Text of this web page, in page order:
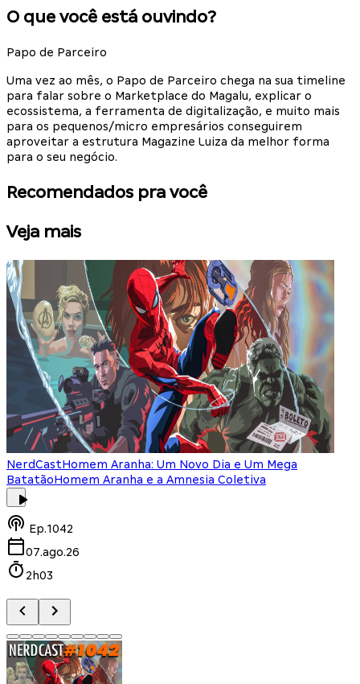
O que você está ouvindo?
Papo de Parceiro
Uma vez ao mês, o Papo de Parceiro chega na sua timeline
para falar sobre o Marketplace do Magalu, explicar o
ecossistema, a ferramenta de digitalização, e muito mais
para os pequenos/micro empresários conseguirem
aproveitar a estrutura Magazine Luiza da melhor forma
para o seu negócio.
Recomendados pra você
Veja mais
NerdCastHomem Aranha: Um Novo Dia e Um Mega
BatatãoHomem Aranha e a Amnesia Coletiva
Ep.1042
07.ago.26
2h03